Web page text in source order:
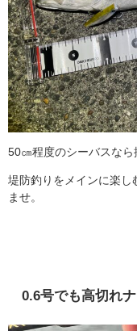
50㎝程度のシーバスなら
堤防釣りをメインに楽し
ませ。
0.6号でも高切れナ